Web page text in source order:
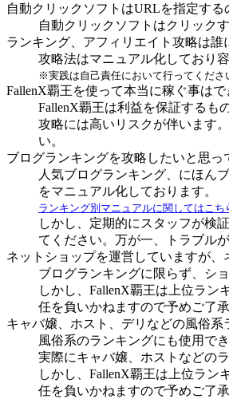
自動クリックソフトはURLを指定する
自動クリックソフトはクリック
ランキング、アフィリエイト攻略は
攻略法はマニュアル化しており
※実践は自己責任において行ってくださ
FallenX覇王を使って本当に稼ぐ事はで
FallenX覇王は利益を保証するも
攻略には高いリスクが伴います
い。
ブログランキングを攻略したいと思
人気ブログランキング、にほん
をマニュアル化しております。
ランキング別マニュアルに関してはこち
しかし、定期的にスタッフが検
てください。万が一、トラブル
ネットショップを運営していますが、
ブログランキングに限らず、シ
しかし、FallenX覇王は上位ラ
任を負いかねますので予めご了承
キャバ嬢、ホスト、デリなどの風俗
風俗系のランキングにも使用でき
実際にキャバ嬢、ホストなどの
しかし、FallenX覇王は上位ラ
任を負いかねますので予めご了承